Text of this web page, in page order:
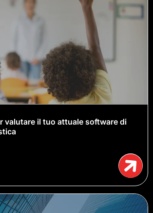
valutare il tuo attuale software di